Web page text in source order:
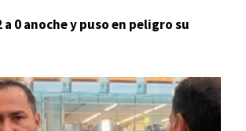
0 anoche y puso en peligro su